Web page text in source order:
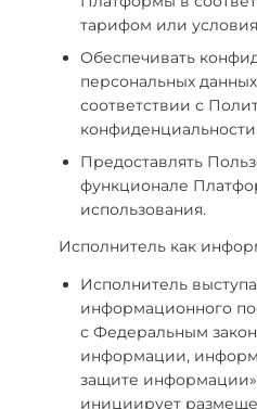
тарифом или
Обеспечивать
персональных
соответствии с
Предоставлять
функционале
использования.
Исполнитель как
Исполнитель
информационного
с Федеральным
информации,
защите
инициирует